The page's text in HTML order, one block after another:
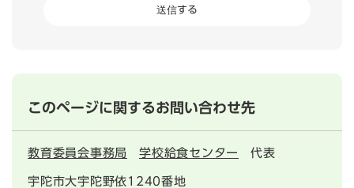
このページに関するお問い合わせ先
教育委員会事務局 学校給食センター 代表
宇陀市大宇陀野依1240番地